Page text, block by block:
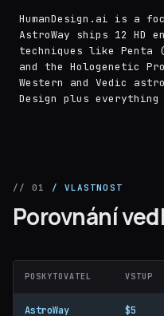
HumanDesign.ai is a
AstroWay ships 12 HD
techniques like Penta
and the Hologenetic
Western and Vedic
Design plus
// 01 / VLASTNOST
Porovnání
POSKYTOVATEL VSTUP
AstroWay $5